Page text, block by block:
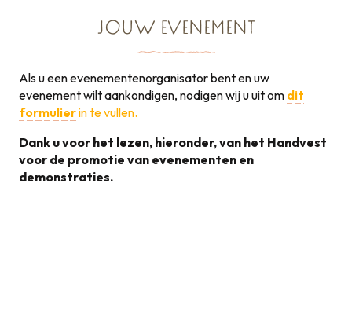
JOUW EVENEMENT
Als u een evenementenorganisator bent en uw
evenement wilt aankondigen, nodigen wij u uit om dit
formulierin te vullen.
Dank u voor het lezen, hieronder, van het Handvest
voor de promotie van evenementen en
demonstraties.